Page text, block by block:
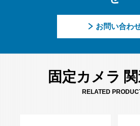
お問い合わ
固定カメラ
RELATED